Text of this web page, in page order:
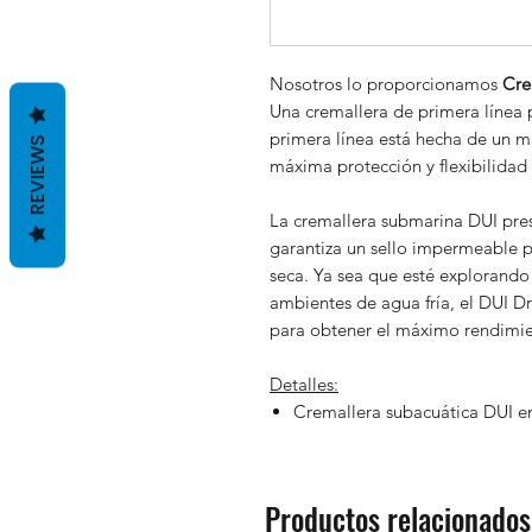
Nosotros lo proporcionamos
Una cremallera de primera línea
primera línea está hecha de un
máxima protección y
La cremallera submarina DUI
garantiza un sello impermeable
seca. Ya sea que esté
ambientes de agua fría, el DUI
para obtener el máximo
Detalles:
Cremallera subacuática DUI
Productos relacionados
REVIEWS